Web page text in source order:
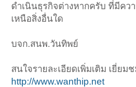
ดำเนินธุรกิจต่างหากครับ ที่มีคว
เหนือสิ่งอื่นใด
บจก.สนพ.วันทิพย์
สนใจรายละเอียดเพิ่มเติม เยี่ยม
http://www.wanthip.net